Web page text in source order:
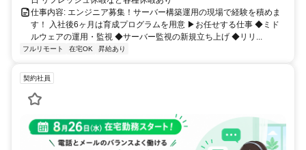
仕事内容: エンジニア募集！サーバー構築運用の現場で経験を積めま
す！ 入社後6ヶ月は育成プログラムを用意 ▶お任せする仕事 ◆ミド
ルウェアの運用・監視 ◆サーバー監視の新規立ち上げ ◆リリ...
フルリモート 在宅OK 昇給あり
契約社員